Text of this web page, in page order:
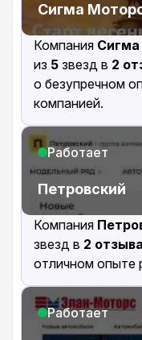
Сигма
Компания
из 5 звезд в 2
о безупречном
компанией.
Работает
Петровский
Компания
звезд в 2
отличном опыте
Работает